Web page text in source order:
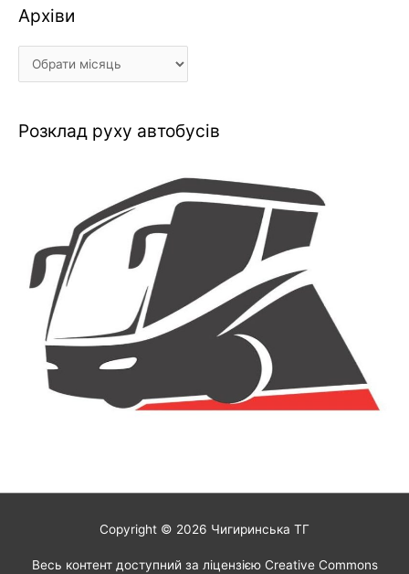
Архіви
Архіви
Розклад руху автобусів
Copyright © 2026 Чигиринська ТГ
Весь контент доступний за ліцензією Creative Commons